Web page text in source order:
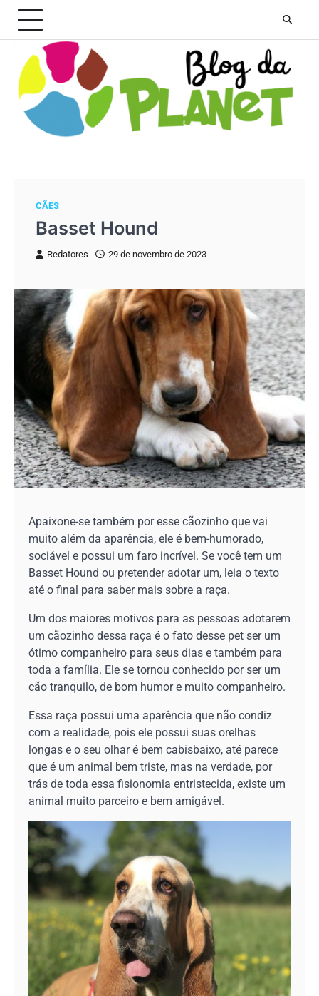
Skip
content
CÃES
Basset Hound
Redatores 29 de novembro de 2023
Apaixone-se também por esse cãozinho que vai
muito além da aparência, ele é bem-humorado,
sociável e possui um faro incrível. Se você tem um
Basset Hound ou pretender adotar um, leia o texto
até o final para saber mais sobre a raça.
Um dos maiores motivos para as pessoas adotarem
um cãozinho dessa raça é o fato desse pet ser um
ótimo companheiro para seus dias e também para
toda a família. Ele se tornou conhecido por ser um
cão tranquilo, de bom humor e muito companheiro.
Essa raça possui uma aparência que não condiz
com a realidade, pois ele possui suas orelhas
longas e o seu olhar é bem cabisbaixo, até parece
que é um animal bem triste, mas na verdade, por
trás de toda essa fisionomia entristecida, existe um
animal muito parceiro e bem amigável.